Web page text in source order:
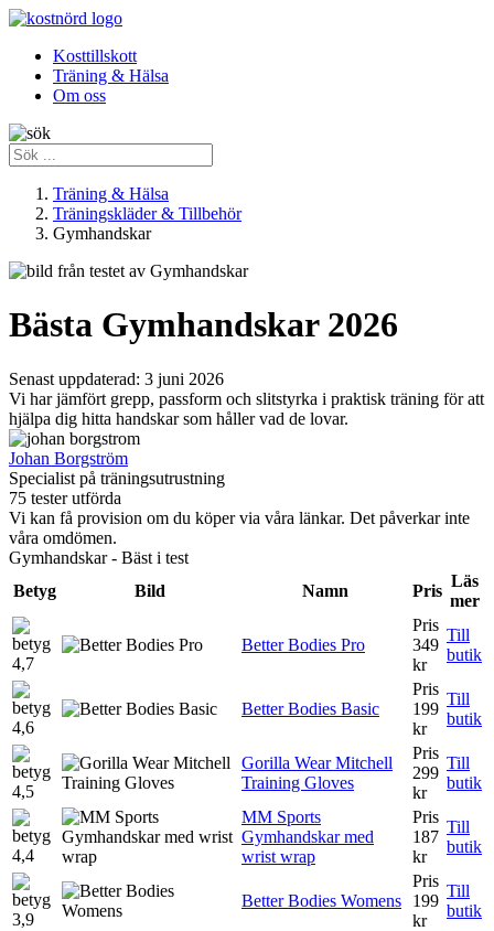
Kosttillskott
Träning & Hälsa
Om oss
Träning & Hälsa
Träningskläder & Tillbehör
Gymhandskar
Bästa Gymhandskar 2026
Senast uppdaterad: 3 juni 2026
Vi har jämfört grepp, passform och slitstyrka i praktisk träning för att
hjälpa dig hitta handskar som håller vad de lovar.
Johan Borgström
Specialist på träningsutrustning
75 tester utförda
Vi kan få provision om du köper via våra länkar. Det påverkar inte
våra omdömen.
Gymhandskar - Bäst i test
Betyg
Bild Namn Pris
Läs
mer
4,7
Better Bodies Pro
Pris
349
kr
Till
butik
4,6
Better Bodies Basic
Pris
199
kr
Till
butik
4,5
Gorilla Wear Mitchell
Training Gloves
Pris
299
kr
Till
butik
4,4
MM Sports
Gymhandskar med
wrist wrap
Pris
187
kr
Till
butik
3,9
Better Bodies Womens
Pris
199
kr
Till
butik